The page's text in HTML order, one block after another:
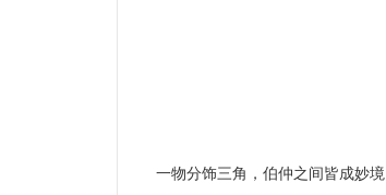
一物分饰三角，伯仲之间皆成妙境